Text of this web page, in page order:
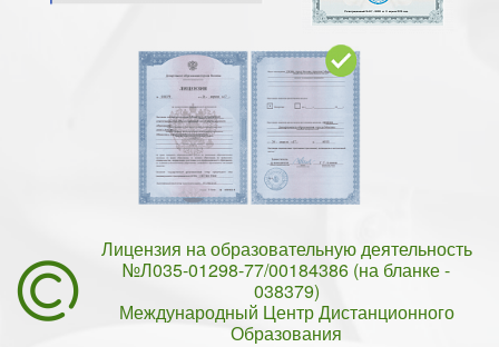
Лицензия на образовательную деятельность
№Л035-01298-77/00184386 (на бланке -
038379)
Международный Центр Дистанционного
Образования